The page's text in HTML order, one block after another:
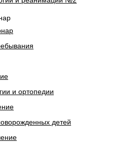
и ортопедии
детей